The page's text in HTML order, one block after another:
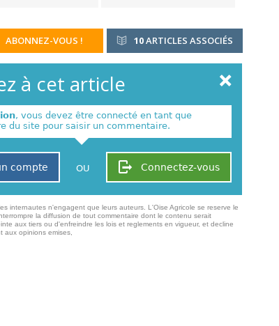
10ARTICLES ASSOCIÉS
ABONNEZ-VOUS !
à cet article
, vous devez être connecté en tant que
du site pour saisir un commentaire.
Connectez-vous
compte OU
internautes n'engagent que leurs auteurs. L'Oise Agricole se reserve le
la diffusion de tout commentaire dont le contenu serait
aux tiers ou d'enfreindre les lois et reglements en vigueur, et decline
aux opinions emises,